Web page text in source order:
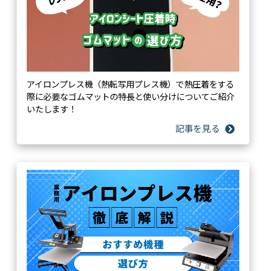
アイロンプレス機（熱転写用プレス機）で熱圧着をする
際に必要なゴムマットの特長と使い分けについてご紹介
いたします！